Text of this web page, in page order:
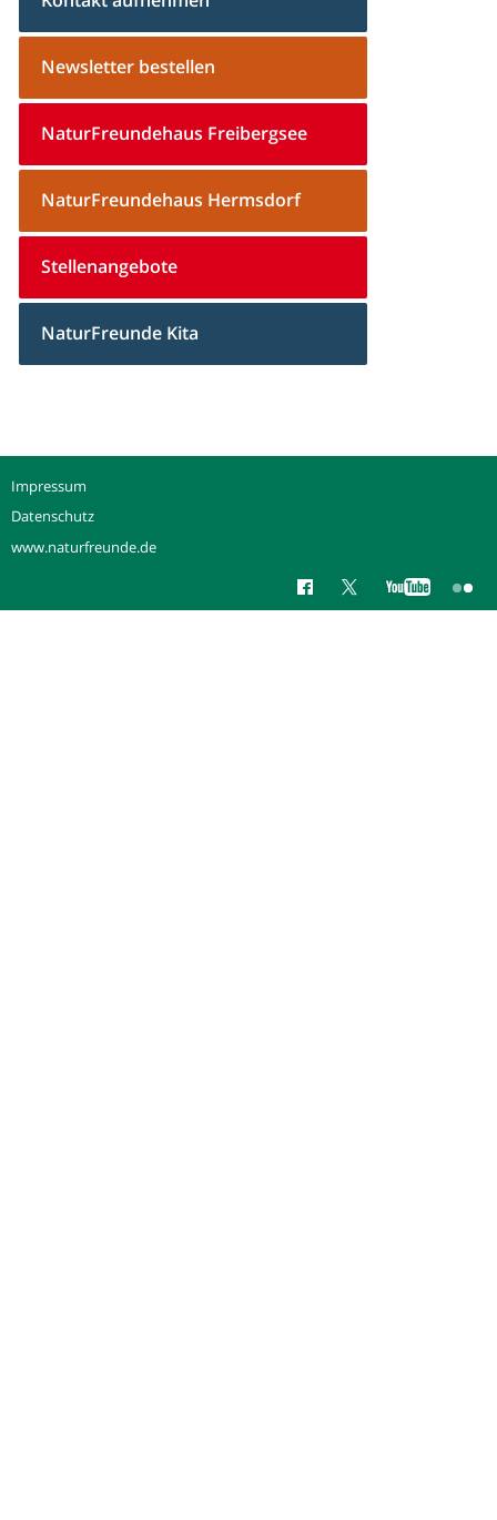
Newsletter bestellen
NaturFreundehaus Freibergsee
NaturFreundehaus Hermsdorf
Stellenangebote
NaturFreunde Kita
Impressum
Datenschutz
www.naturfreunde.de